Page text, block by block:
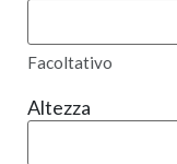
Facoltativo
Altezza